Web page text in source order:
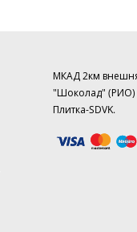
МКАД 2км
"Шоколад" (РИО)
Плитка-SDVK.